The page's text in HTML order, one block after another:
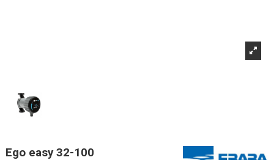
Ego easy 32-100